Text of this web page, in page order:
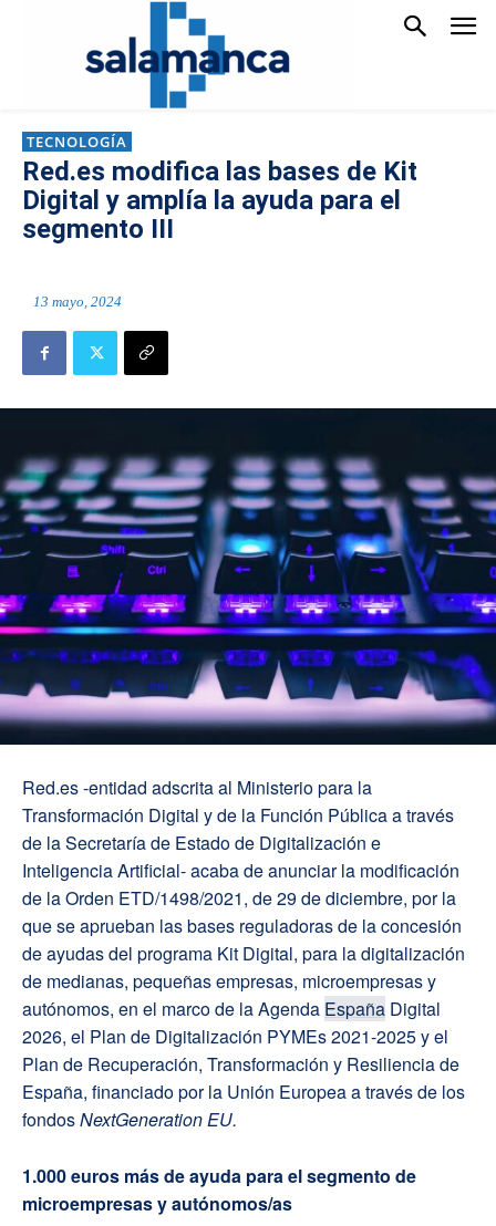
TECNOLOGÍA
Red.es modifica las bases de Kit
Digital y amplía la ayuda para el
segmento III
13 mayo, 2024
Red.es -entidad adscrita al Ministerio para la
Transformación Digital y de la Función Pública a través
de la Secretaría de Estado de Digitalización e
Inteligencia Artificial- acaba de anunciar la modificación
de la Orden ETD/1498/2021, de 29 de diciembre, por la
que se aprueban las bases reguladoras de la concesión
de ayudas del programa Kit Digital, para la digitalización
de medianas, pequeñas empresas, microempresas y
autónomos, en el marco de la Agenda España Digital
2026, el Plan de Digitalización PYMEs 2021-2025 y el
Plan de Recuperación, Transformación y Resiliencia de
España, financiado por la Unión Europea a través de los
fondosNextGeneration EU.
1.000 euros más de ayuda para el segmento de
microempresas y autónomos/as